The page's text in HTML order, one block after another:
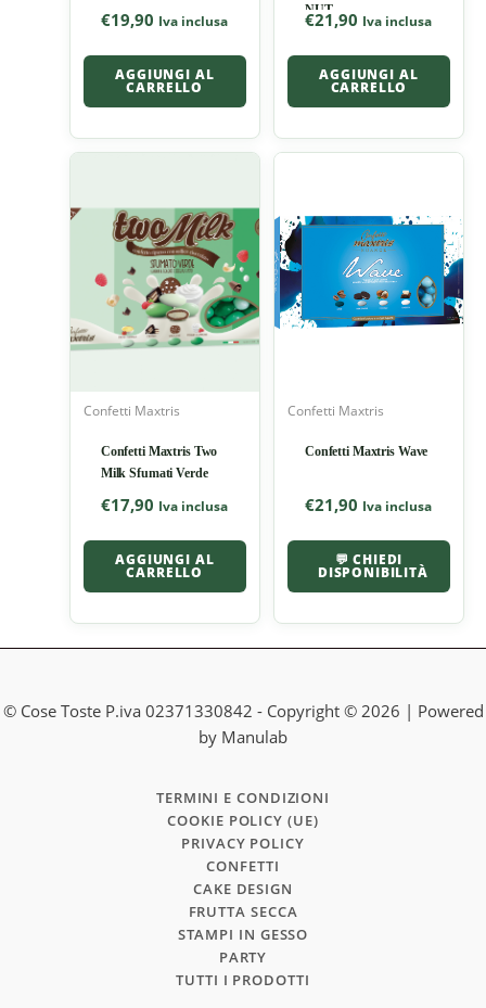
€19,90 Iva inclusa
AGGIUNGI AL
CARRELLO
NUT
€21,90 Iva inclusa
AGGIUNGI AL
CARRELLO
Confetti Maxtris
Confetti Maxtris Two
Milk Sfumati Verde
€17,90 Iva inclusa
AGGIUNGI AL
CARRELLO
Confetti Maxtris
Confetti Maxtris Wave
€21,90 Iva inclusa
💬 CHIEDI
DISPONIBILITÀ
© Cose Toste P.iva 02371330842 - Copyright © 2026 | Powered
by Manulab
TERMINI E CONDIZIONI
COOKIE POLICY (UE)
PRIVACY POLICY
CONFETTI
CAKE DESIGN
FRUTTA SECCA
STAMPI IN GESSO
PARTY
TUTTI I PRODOTTI